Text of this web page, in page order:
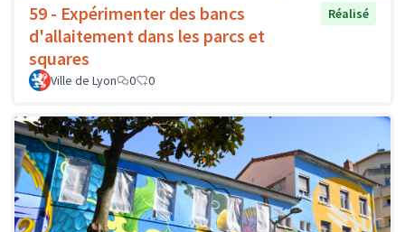
59 - Expérimenter des bancs
d'allaitement dans les parcs et
squares
Réalisé
Ville de Lyon 0 0